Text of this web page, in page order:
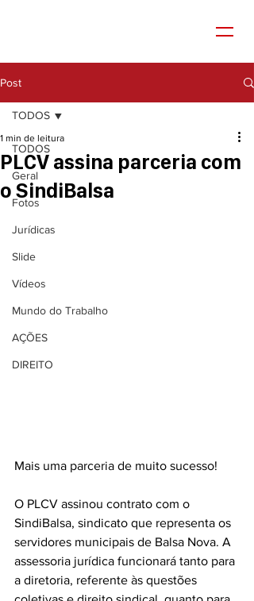
Post
TODOS
Geral
Fotos
Jurídicas
Slide
Vídeos
Mundo do Trabalho
AÇÕES
DIREITO
TODOS
PLCV assina parceria com
o SindiBalsa
1 min de leitura
Mais uma parceria de muito sucesso!
O PLCV assinou contrato com o
SindiBalsa, sindicato que representa os
servidores municipais de Balsa Nova. A
assessoria jurídica funcionará tanto para
a diretoria, referente às questões